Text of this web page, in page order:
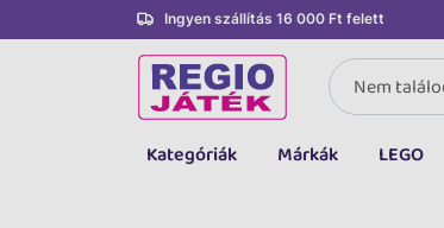
Ingyen szállítás 16 000 Ft felett
Kategóriák Márkák LEGO